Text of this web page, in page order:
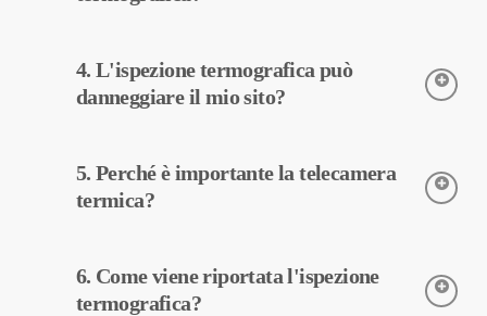
termiche. Le telecamere rilevano le temperature delle
apparecchiature e questi dati vengono elaborati da MapperX e
4. L'ispezione termografica può
danneggiare il mio sito?
viene eseguita senza apportare modifiche fisiche al vostro
impianto. Non danneggia il sito e aiuta a mantenere il vostro
5. Perché è importante la telecamera
termica?
precisione le temperature delle apparecchiature negli impianti
solari. Queste telecamere aiutano nella diagnosi precoce dei
6. Come viene riportata l'ispezione
termografica?